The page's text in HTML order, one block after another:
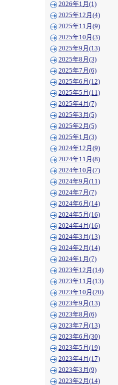
2026年1月(1)
2025年12月(4)
2025年11月(9)
2025年10月(3)
2025年9月(13)
2025年8月(3)
2025年7月(6)
2025年6月(12)
2025年5月(11)
2025年4月(7)
2025年3月(5)
2025年2月(5)
2025年1月(3)
2024年12月(9)
2024年11月(8)
2024年10月(7)
2024年9月(11)
2024年7月(7)
2024年6月(14)
2024年5月(16)
2024年4月(16)
2024年3月(13)
2024年2月(14)
2024年1月(7)
2023年12月(14)
2023年11月(13)
2023年10月(20)
2023年9月(13)
2023年8月(6)
2023年7月(13)
2023年6月(30)
2023年5月(19)
2023年4月(17)
2023年3月(9)
2023年2月(14)